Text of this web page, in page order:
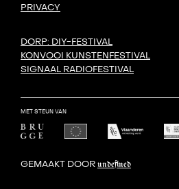
PRIVACY
DORP: DIY-FESTIVAL
KONVOOI KUNSTENFESTIVAL
SIGNAAL RADIOFESTIVAL
MET STEUN VAN
GEMAAKT DOOR undefined